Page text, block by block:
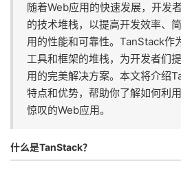
随着Web应用的快速发展，开发
的技术堆栈，以提高开发效率、
用的性能和可靠性。TanStack作
工具和框架的堆栈，为开发者们
用的完美解决方案。本文将介绍
特点和优势，帮助你了解如何利
惊叹的Web应用。
什么是TanStack？